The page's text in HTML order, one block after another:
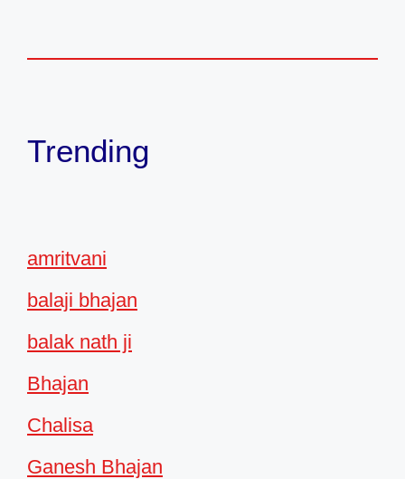
Trending
amritvani
balaji bhajan
balak nath ji
Bhajan
Chalisa
Ganesh Bhajan